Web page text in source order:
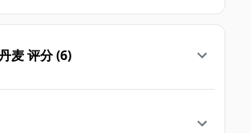
麦 评分 (6)